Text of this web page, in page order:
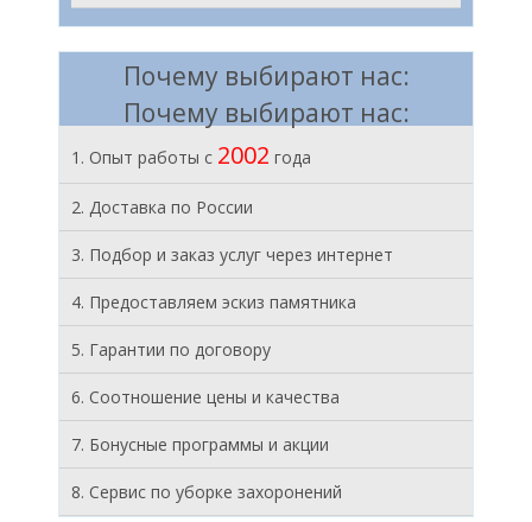
Почему выбирают нас:
Почему выбирают нас:
1. Опыт работы с 2002 года
2. Доставка по России
3. Подбор и заказ услуг через интернет
4. Предоставляем эскиз памятника
5. Гарантии по договору
6. Соотношение цены и качества
7. Бонусные программы и акции
8. Cервис по уборке захоронений